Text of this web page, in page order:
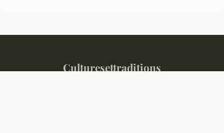
Culturesettraditions